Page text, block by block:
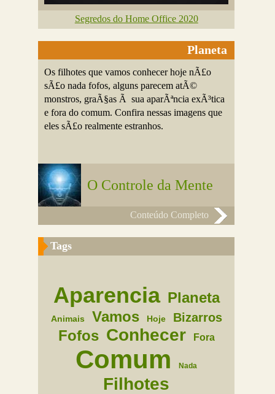
Segredos do Home Office 2020
Planeta
Os filhotes que vamos conhecer hoje nÃ£o
sÃ£o nada fofos, alguns parecem atÃ©
monstros, graÃ§as Ã sua aparÃªncia exÃ³tica
e fora do comum. Confira nessas imagens que
eles sÃ£o realmente estranhos.
O Controle da Mente
Conteúdo Completo
Tags
Aparencia Planeta
Animais Vamos Hoje Bizarros
Fofos Conhecer Fora
Comum Nada
Filhotes